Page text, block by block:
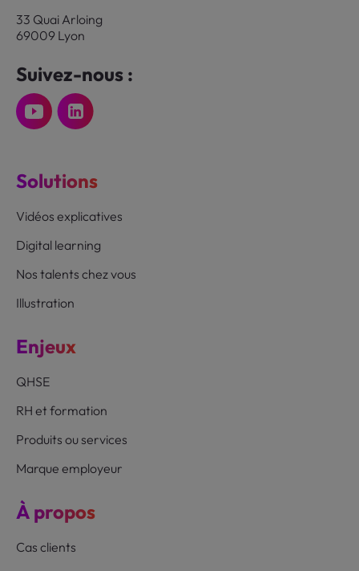
33 Quai Arloing
69009 Lyon
Suivez-nous :
Solutions
Vidéos explicatives
Digital learning
Nos talents chez vous
Illustration
Enjeux
QHSE
RH et formation
Produits ou services
Marque employeur
À propos
Cas clients